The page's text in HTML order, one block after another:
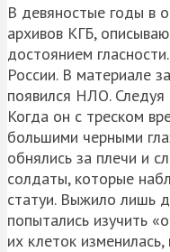
В девяностые годы в
архивов КГБ,
достоянием
России. В материале
появился НЛО. Следуя
Когда он с треском
большими черными
обнялись за плечи и
солдаты, которые
статуи. Выжило лишь
попытались изучить
их клеток